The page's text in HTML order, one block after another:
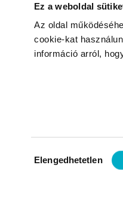
Ez a weboldal
Az oldal
cookie-kat
információ arról,
kiválasztása
Elengedhetetlen